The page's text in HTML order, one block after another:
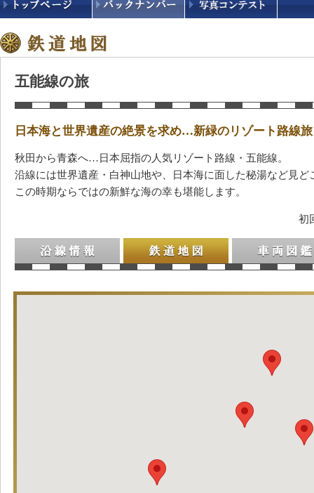
五能線の旅
日本海と世界遺産の絶景を求め…新緑のリゾート路線旅
秋田から青森へ…日本屈指の人気リゾート路線・五能線。
沿線には世界遺産・白神山地や、日本海に面した秘湯など見ど
この時期ならではの新鮮な海の幸も堪能します。
初
沿線情報 鉄道地図 車両図鑑